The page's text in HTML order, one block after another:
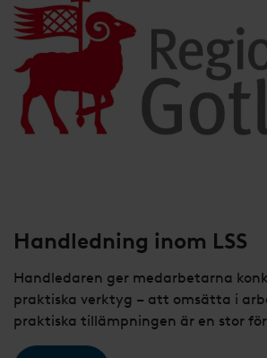
Handledning inom LSS
Handledaren ger medarbetarna
praktiska verktyg – att omsätta i
praktiska tillämpningen är en stor